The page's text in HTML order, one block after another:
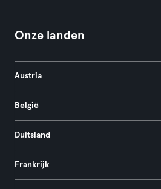
Onze landen
Austria
België
Duitsland
Frankrijk